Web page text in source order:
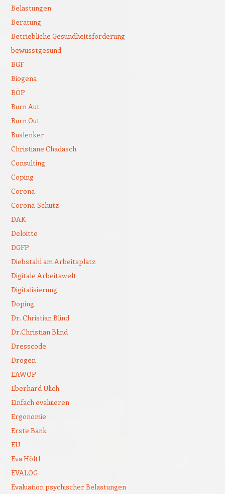
Belastungen
Beratung
Betriebliche Gesundheitsförderung
bewusstgesund
BGF
Biogena
BÖP
Burn Aut
Burn Out
Buslenker
Christiane Chadasch
Consulting
Coping
Corona
Corona-Schutz
DAK
Deloitte
DGFP
Diebstahl am Arbeitsplatz
Digitale Arbeitswelt
Digitalisierung
Doping
Dr. Christian Blind
Dr.Christian Blind
Dresscode
Drogen
EAWOP
Eberhard Ulich
Einfach evaluieren
Ergonomie
Erste Bank
EU
Eva Höltl
EVALOG
Evaluation psychischer Belastungen